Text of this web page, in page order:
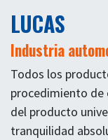
LUCAS
Industria
Todos los
procedimiento de
del producto
tranquilidad